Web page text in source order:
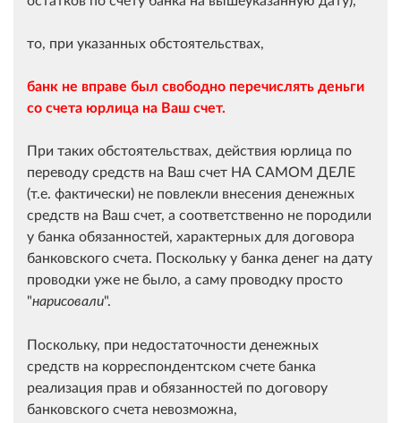
то, при указанных обстоятельствах,
банк не вправе был свободно перечислять деньги
со счета юрлица на Ваш счет.
При таких обстоятельствах, действия юрлица по
переводу средств на Ваш счет НА САМОМ ДЕЛЕ
(т.е. фактически) не повлекли внесения денежных
средств на Ваш счет, а соответственно не породили
у банка обязанностей, характерных для договора
банковского счета. Поскольку у банка денег на дату
проводки уже не было, а саму проводку просто
"нарисовали".
Поскольку, при недостаточности денежных
средств на корреспондентском счете банка
реализация прав и обязанностей по договору
банковского счета невозможна,